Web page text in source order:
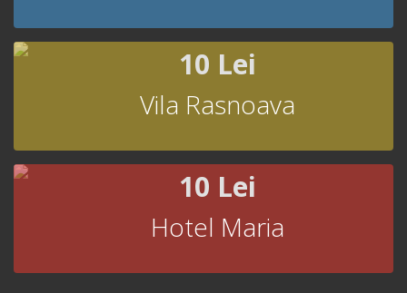
10 Lei
Vila Rasnoava
10 Lei
Hotel Maria